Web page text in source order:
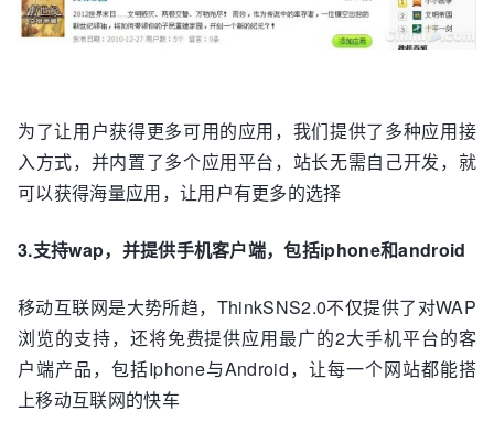
为了让用户获得更多可用的应用，我们提供了多种应用接
入方式，并内置了多个应用平台，站长无需自己开发，就
可以获得海量应用，让用户有更多的选择
3.支持wap，并提供手机客户端，包括iphone和android
移动互联网是大势所趋，ThinkSNS2.0不仅提供了对WAP
浏览的支持，还将免费提供应用最广的2大手机平台的客
户端产品，包括Iphone与Android，让每一个网站都能搭
上移动互联网的快车